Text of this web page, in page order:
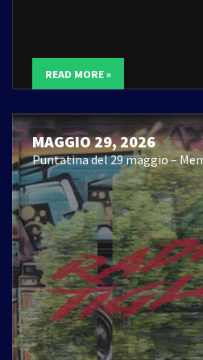
READ MORE »
MAGGIO 29, 2026
Puntatina del 29 maggio –